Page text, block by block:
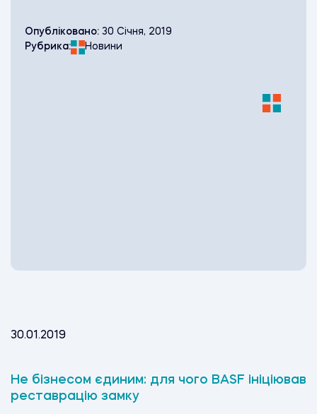
Опубліковано: 30 Січня, 2019
Рубрика:
Новини
30.01.2019
Не бізнесом єдиним: для чого BASF ініціював
реставрацію замку